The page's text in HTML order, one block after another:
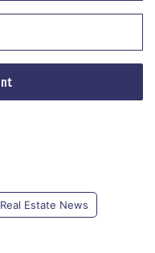
Real Estate News